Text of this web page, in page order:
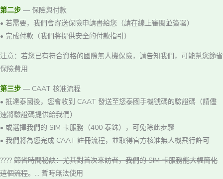
第二步 — 保險與付款
• 若需要，我們會寄送保險申請書給您（請在線上審閱並簽署）
• 完成付款（我們將提供安全的付款指引）
注意：若您已有符合資格的國際無人機保險，請告知我們，可能幫您節省
保險費用
第三步 — CAAT 核准流程
• 抵達泰國後，您會收到 CAAT 發送至您泰國手機號碼的驗證碼（請儘
速將驗證碼提供給我們）
• 或選擇我們的 SIM 卡服務（400 泰銖），可免除此步驟
• 我們將為您完成 CAAT 註冊流程，並取得官方核准無人機飛行許可
???? 節省時間秘訣：尤其對首次來訪者，我們的 SIM 卡服務能大幅簡化
這個流程。… 暫時無法使用